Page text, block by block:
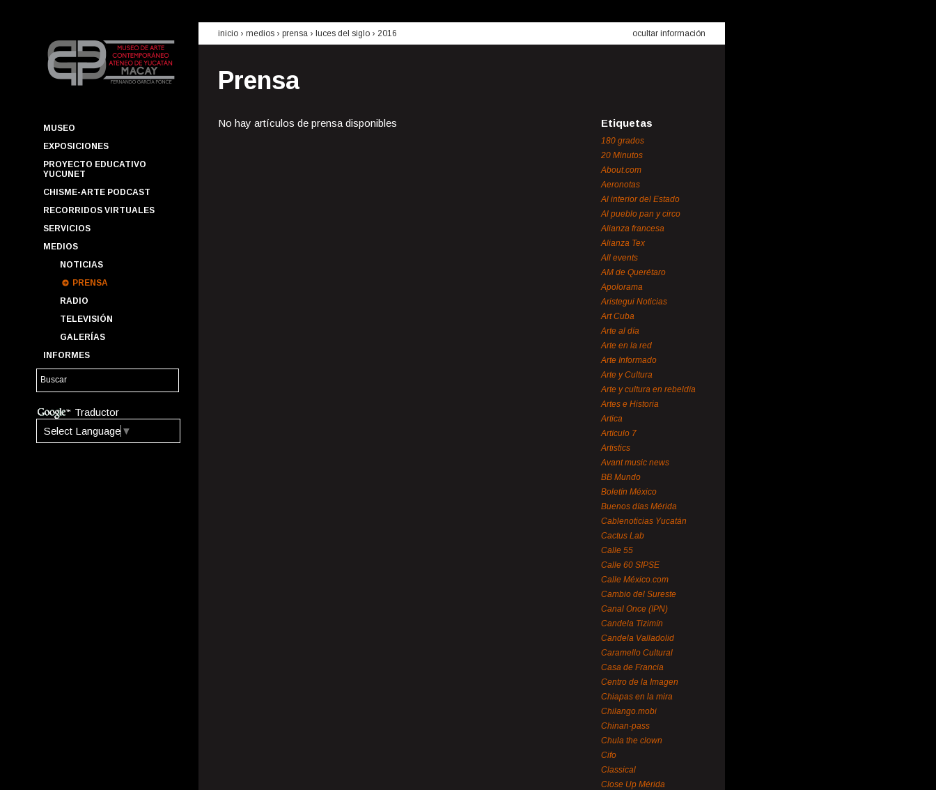
MUSEO
EXPOSICIONES
PROYECTO EDUCATIVO
YUCUNET
CHISME-ARTE PODCAST
RECORRIDOS VIRTUALES
SERVICIOS
MEDIOS
NOTICIAS
PRENSA
RADIO
TELEVISIÓN
GALERÍAS
INFORMES
Traductor
Select Language ▼
inicio › medios › prensa › luces del siglo › 2016 ocultar información
Prensa
No hay artículos de prensa disponibles Etiquetas
180 grados
20 Minutos
About.com
Aeronotas
Al interior del Estado
Al pueblo pan y circo
Alianza francesa
Alianza Tex
All events
AM de Querétaro
Apolorama
Aristegui Noticias
Art Cuba
Arte al día
Arte en la red
Arte Informado
Arte y Cultura
Arte y cultura en rebeldía
Artes e Historia
Artica
Artículo 7
Artistics
Avant music news
BB Mundo
Boletín México
Buenos días Mérida
Cablenoticias Yucatán
Cactus Lab
Calle 55
Calle 60 SIPSE
Calle México.com
Cambio del Sureste
Canal Once (IPN)
Candela Tizimín
Candela Valladolid
Caramello Cultural
Casa de Francia
Centro de la Imagen
Chiapas en la mira
Chilango.mobi
Chinan-pass
Chula the clown
Cifo
Classical
Close Up Mérida